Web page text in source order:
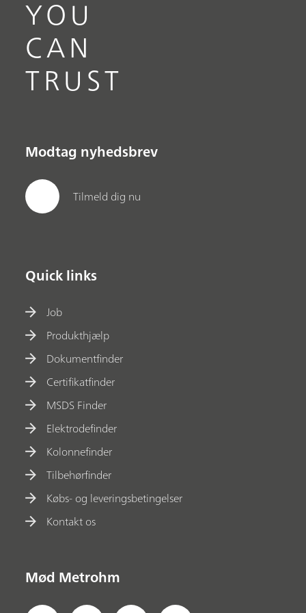
YOU
CAN
TRUST
Modtag nyhedsbrev
Tilmeld dig nu
Quick links
Job
Produkthjælp
Dokumentfinder
Certifikatfinder
MSDS Finder
Elektrodefinder
Kolonnefinder
Tilbehørfinder
Købs- og leveringsbetingelser
Kontakt os
Mød Metrohm